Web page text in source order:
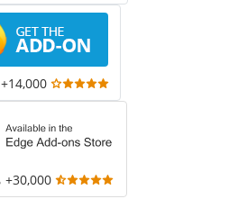
14,000+ مستخدم
30,000+ مستخدم